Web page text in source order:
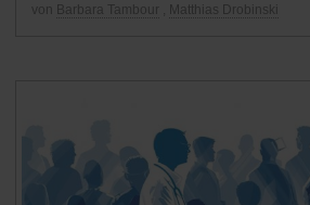
von Barbara Tambour Matthias Drobinski